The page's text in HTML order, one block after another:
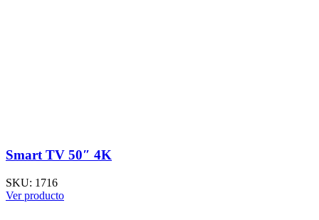
Smart TV 50″ 4K
SKU: 1716
Ver producto